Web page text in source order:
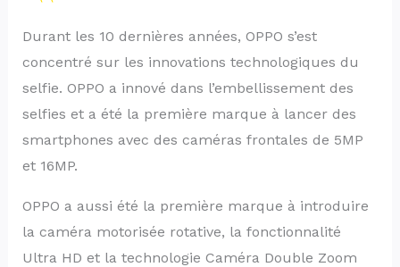
Durant les 10 dernières années, OPPO s’est
concentré sur les innovations technologiques du
selfie. OPPO a innové dans l’embellissement des
selfies et a été la première marque à lancer des
smartphones avec des caméras frontales de 5MP
et 16MP.
OPPO a aussi été la première marque à introduire
la caméra motorisée rotative, la fonctionnalité
Ultra HD et la technologie Caméra Double Zoom